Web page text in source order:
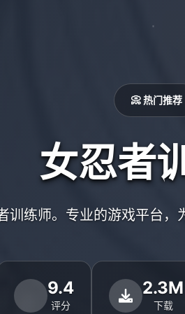
📀 热门推荐
女忍者
训练师。专业的游戏平台，
9.4
评分
2.3M
下载